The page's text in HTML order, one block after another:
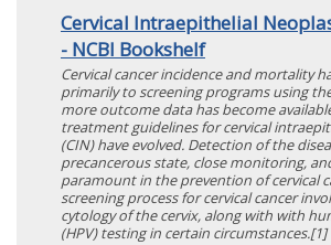
Cervical Intraepithelial
- NCBI Bookshelf
Cervical cancer incidence and mortality
primarily to screening programs using
more outcome data has become
treatment guidelines for cervical
(CIN) have evolved. Detection of the
precancerous state, close monitoring,
paramount in the prevention of cervical
screening process for cervical cancer
cytology of the cervix, along with with
(HPV) testing in certain circumstances.[1]